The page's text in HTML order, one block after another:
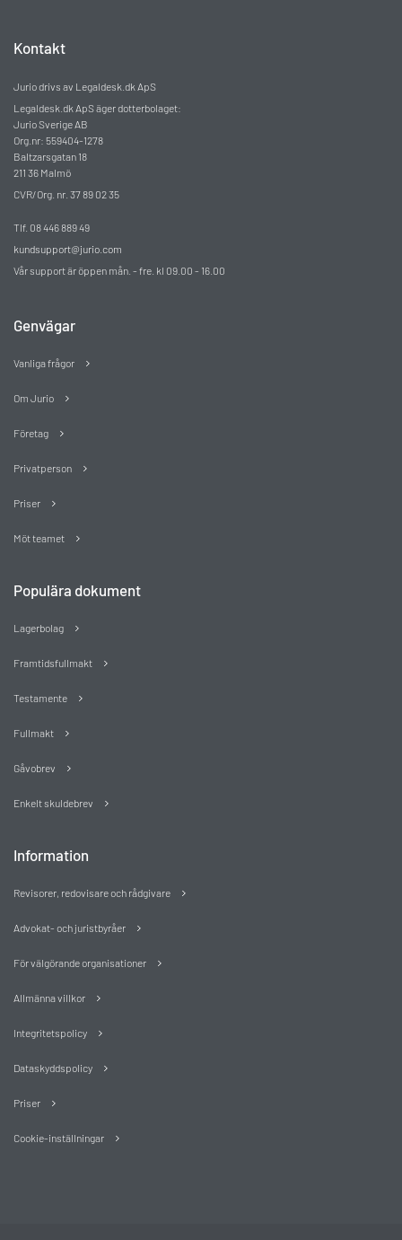
Kontakt
Jurio drivs av Legaldesk.dk ApS
Legaldesk.dk ApS äger dotterbolaget:
Jurio Sverige AB
Org.nr: 559404-1278
Baltzarsgatan 18
211 36 Malmö
CVR/Org. nr. 37 89 02 35
Tlf. 08 446 889 49
kundsupport@jurio.com
Vår support är öppen mån. - fre. kl 09.00 - 16.00
Genvägar
Vanliga frågor
Om Jurio
Företag
Privatperson
Priser
Möt teamet
Populära dokument
Lagerbolag
Framtidsfullmakt
Testamente
Fullmakt
Gåvobrev
Enkelt skuldebrev
Information
Revisorer, redovisare och rådgivare
Advokat- och juristbyråer
För välgörande organisationer
Allmänna villkor
Integritetspolicy
Dataskyddspolicy
Priser
Cookie-inställningar